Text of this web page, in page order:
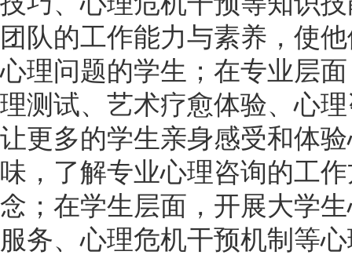
团队的工作能力与素养，使
心理问题的学生；在专业层
理测试、艺术疗愈体验、心
让更多的学生亲身感受和体
味，了解专业心理咨询的工
念；在学生层面，开展大学
服务、心理危机干预机制等